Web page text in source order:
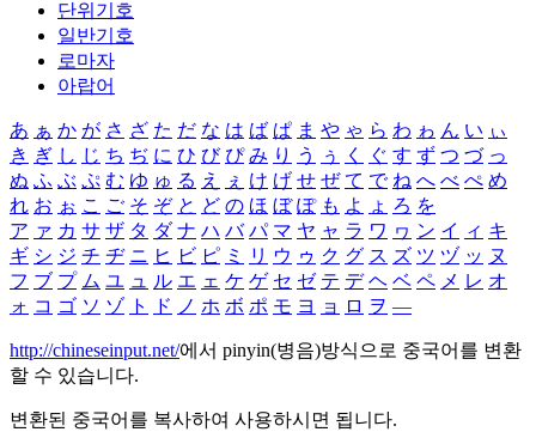
단위기호
일반기호
로마자
아랍어
あ ぁ か が さ ざ た だ な は ば ぱ ま や ゃ ら わ ゎ ん い ぃ
き ぎ し じ ち ぢ に ひ び ぴ み り う ぅ く ぐ す ず つ づ っ
ぬ ふ ぶ ぷ む ゆ ゅ る え ぇ け げ せ ぜ て で ね へ べ ぺ め
れ お ぉ こ ご そ ぞ と ど の ほ ぼ ぽ も よ ょ ろ を
ア ァ カ サ ザ タ ダ ナ ハ バ パ マ ヤ ャ ラ ワ ヮ ン イ ィ キ
ギ シ ジ チ ヂ ニ ヒ ビ ピ ミ リ ウ ゥ ク グ ス ズ ツ ヅ ッ ヌ
フ ブ プ ム ユ ュ ル エ ェ ケ ゲ セ ゼ テ デ ヘ ベ ペ メ レ オ
ォ コ ゴ ソ ゾ ト ド ノ ホ ボ ポ モ ヨ ョ ロ ヲ ―
http://chineseinput.net/에서 pinyin(병음)방식으로 중국어를 변환
할 수 있습니다.
변환된 중국어를 복사하여 사용하시면 됩니다.